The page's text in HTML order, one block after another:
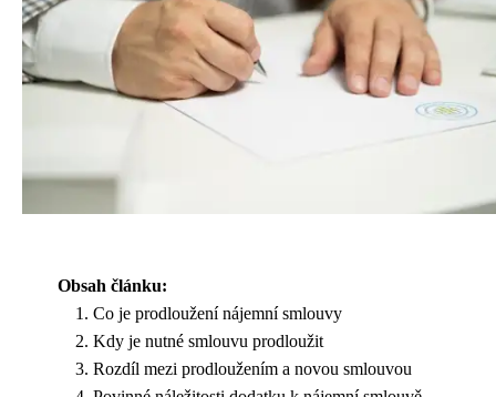
Obsah článku:
Co je prodloužení nájemní smlouvy
Kdy je nutné smlouvu prodloužit
Rozdíl mezi prodloužením a novou smlouvou